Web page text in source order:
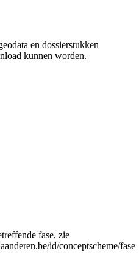
en dossierstukken
kunnen worden.
fase, zie
id/conceptscheme/fase